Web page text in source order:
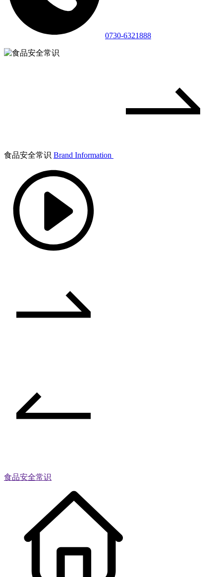
0730-6321888
食品安全常识 Brand Information
食品安全常识